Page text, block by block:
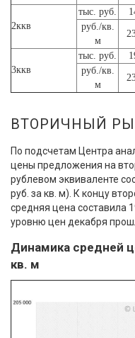
2ккв
тыс. руб.
руб./кв.
м
3ккв
тыс. руб.
руб./кв.
м
ВТОРИЧНЫЙ
По подсчетам Центра
цены предложения на
рублевом эквиваленте
руб. за кв. м). К концу
средняя цена составила
уровню цен декабря
Динамика средней
кв. м